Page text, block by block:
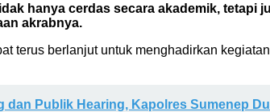
hanya cerdas secara akademik, tetapi
akrabnya.
terus berlanjut untuk menghadirkan
dan Publik Hearing, Kapolres Sumenep